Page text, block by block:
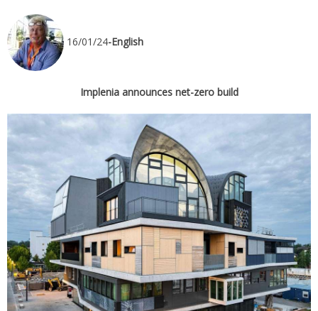
16/01/24-English
Implenia announces net-zero build